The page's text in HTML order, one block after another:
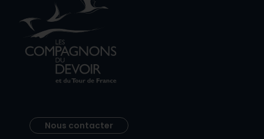
Nous contacter